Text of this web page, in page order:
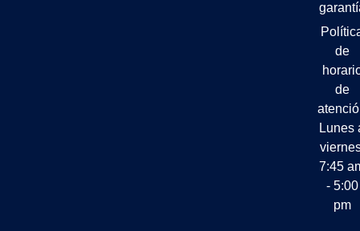
de
de
Lunes
7:45
- 5:00
pm